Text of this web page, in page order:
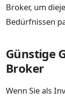
Broker, um
Bedürfnissen
Günstige
Broker
Wenn Sie als